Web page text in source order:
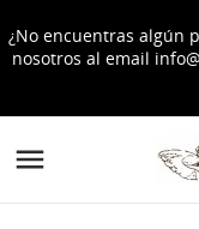
¿No encuentras algún
nosotros al email
